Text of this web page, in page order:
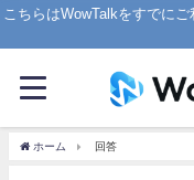
こちらはWowTalkをすでに
ホーム 回答